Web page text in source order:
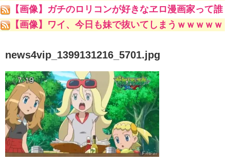
ｗｗｗ
【画像】ガチのロリコンが好きなヱロ漫画家って誰
やｗｗｗｗｗ
【画像】ワイ、今日も妹で抜いてしまうｗｗｗｗｗ
news4vip_1399131216_5701.jpg